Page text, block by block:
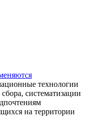
технологии
систематизации
на территории